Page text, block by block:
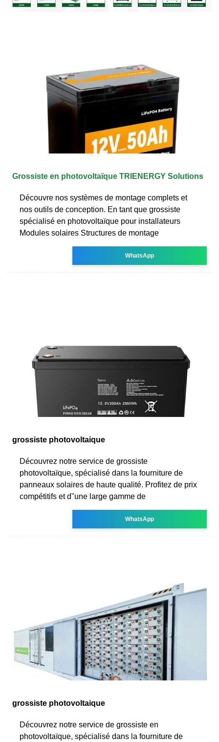
Grossiste en photovoltaïque TRIENERGY Solutions
Découvre nos systèmes de montage complets et
nos outils de conception. En tant que grossiste
spécialisé en photovoltaïque pour installateurs
Modules solaires Structures de montage
WhatsApp
grossiste photovoltaique
Découvrez notre service de grossiste
photovoltaïque, spécialisé dans la fourniture de
panneaux solaires de haute qualité. Profitez de prix
compétitifs et d''une large gamme de
WhatsApp
grossiste photovoltaique
Découvrez notre service de grossiste en
photovoltaïque, spécialisé dans la fourniture de